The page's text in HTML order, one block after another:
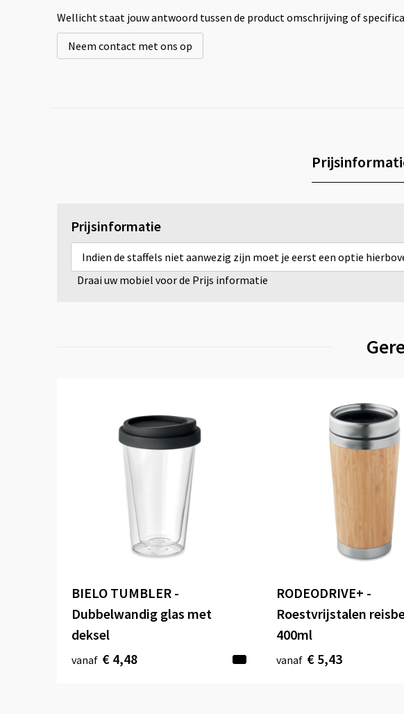
Wellicht staat jouw antwoord tussen de product omschrijving of
Neem contact met ons op
Prijsinformatie
Indien de staffels niet aanwezig zijn moet je eerst een optie
Draai uw mobiel voor de Prijs informatie
BIELO TUMBLER -
Dubbelwandig glas met
deksel
vanaf € 4,48
RODEODRIVE+ -
Roestvrijstalen
400ml
vanaf € 5,43